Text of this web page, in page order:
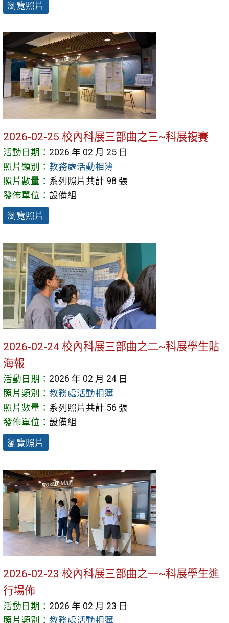
瀏覽照片
2026-02-25 校內科展三部曲之三~科展複賽
活動日期： 2026 年 02 月 25 日
照片類別： 教務處活動相簿
照片數量： 系列照片共計 98 張
發佈單位： 設備組
瀏覽照片
2026-02-24 校內科展三部曲之二~科展學生貼
海報
活動日期： 2026 年 02 月 24 日
照片類別： 教務處活動相簿
照片數量： 系列照片共計 56 張
發佈單位： 設備組
瀏覽照片
2026-02-23 校內科展三部曲之一~科展學生進
行場佈
活動日期： 2026 年 02 月 23 日
照片類別： 教務處活動相簿